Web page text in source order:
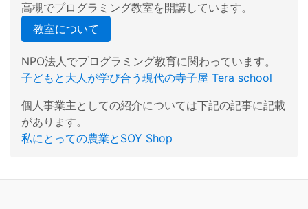
高槻でプログラミング教室を開講しています。
教室について
NPO法人でプログラミング教育に関わっています。
子どもと大人が学び合う現代の寺子屋 Tera school
個人事業主としての紹介については下記の記事に記載
があります。
私にとっての農業とSOY Shop